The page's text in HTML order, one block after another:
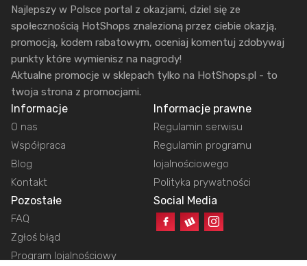
Najlepszy w Polsce portal z okazjami, dziel się ze
społecznością HotShops znalezioną przez ciebie okazją,
promocją, kodem rabatowym, oceniaj komentuj zdobywaj
punkty które wymienisz na nagrody!
Aktualne promocje w sklepach tylko na HotShops.pl - to
twoja strona z promocjami.
Informacje
O nas
Współpraca
Blog
Kontakt
Informacje prawne
Regulamin serwisu
Regulamin programu
lojalnościowego
Polityka prywatności
Pozostałe
FAQ
Zgłoś błąd
Program lojalnościowy
Social Media